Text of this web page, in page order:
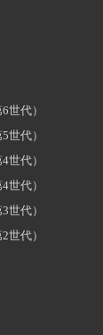
世代）
世代）
世代）
世代）
世代）
世代）